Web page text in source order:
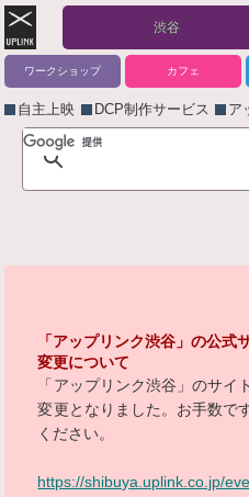
渋谷
ワークショップ カフェ
自主上映 DCP制作サービス ア
「アップリンク渋谷」の公
変更について
「アップリンク渋谷」のサ
変更となりました。お手数で
ください。
https://shibuya.uplink.co.jp/